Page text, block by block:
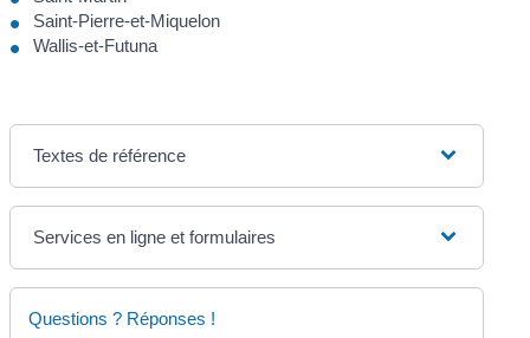
Saint-Pierre-et-Miquelon
Wallis-et-Futuna
Textes de référence
Services en ligne et formulaires
Questions ? Réponses !